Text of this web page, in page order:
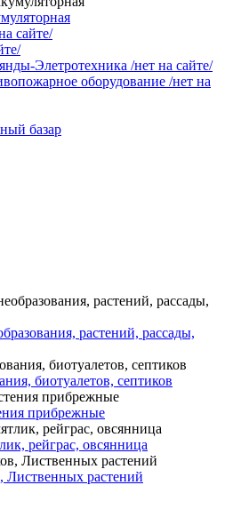
сайте/
Элетротехника /нет на сайте/
оборудование /нет на
базар
растений, рассады,
биотуалетов, септиков
прибрежные
рейграс, овсянница
Лиственных растений